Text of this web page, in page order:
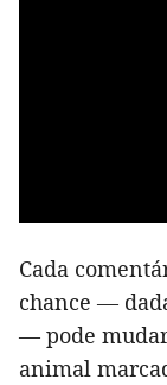
Cada
chance —
— pode
animal